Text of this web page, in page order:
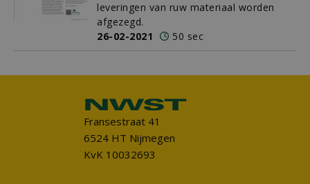
leveringen van ruw materiaal worden
afgezegd.
26-02-2021
50 sec
Fransestraat 41
6524 HT Nijmegen
KvK 10032693